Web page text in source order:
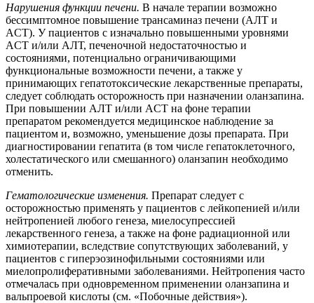
Нарушения функции печени. В начале терапии возможно
бессимптомное повышение трансаминаз печени (АЛТ и
ACT). У пациентов с изначально повышенными уровнями
ACT и/или АЛТ, печеночной недостаточностью и
состояниями, потенциально ограничивающими
функциональные возможности печени, а также у
принимающих гепатотоксические лекарственные препараты,
следует соблюдать осторожность при назначении оланзапина.
При повышении АЛТ и/или ACT на фоне терапии
препаратом рекомендуется медицинское наблюдение за
пациентом и, возможно, уменьшение дозы препарата. При
диагностировании гепатита (в том числе гепатоклеточного,
холестатического или смешанного) оланзапин необходимо
отменить.
Гематологические изменения. Препарат следует с
осторожностью применять у пациентов с лейкопенией и/или
нейтропенией любого генеза, миелосупрессией
лекарственного генеза, а также на фоне радиационной или
химиотерапии, вследствие сопутствующих заболеваний, у
пациентов с гиперэозинофильными состояниями или
миелопролиферативными заболеваниями. Нейтропения часто
отмечалась при одновременном применении оланзапина и
вальпроевой кислоты (см. «Побочные действия»).